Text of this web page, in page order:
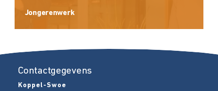
Jongerenwerk
Contactgegevens
Koppel-Swoe